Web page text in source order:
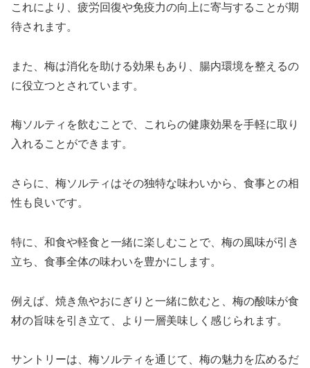
これにより、疲労回復や免疫力の向上に寄与することが期
待されます。
また、梅は消化を助ける効果もあり、腸内環境を整えるの
に役立つとされています。
梅ソルティを飲むことで、これらの健康効果を手軽に取り
入れることができます。
さらに、梅ソルティはその独特な味わいから、食事との相
性も良いです。
特に、和食や軽食と一緒に楽しむことで、梅の風味が引き
立ち、食事全体の味わいを豊かにします。
例えば、焼き魚やおにぎりと一緒に飲むと、梅の酸味が食
材の旨味を引き立て、より一層美味しく感じられます。
サントリーは、梅ソルティを通じて、梅の魅力を広めるだ